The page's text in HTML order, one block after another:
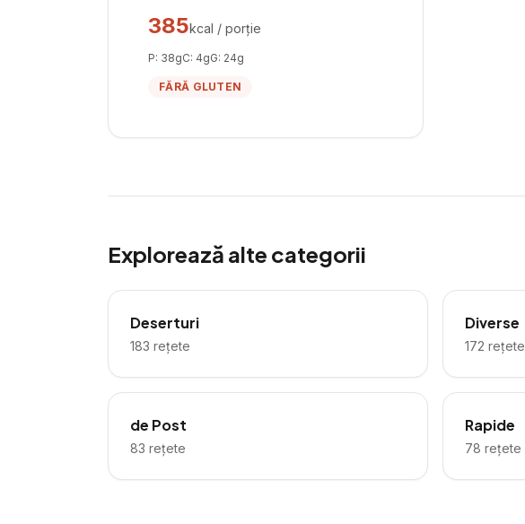
385kcal / porție
P: 38gC: 4gG: 24g
FĂRĂ GLUTEN
Explorează alte categorii
Deserturi
183 rețete
Diverse
172 rețete
de Post
83 rețete
Rapide
78 rețete